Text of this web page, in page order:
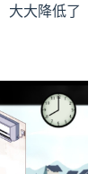
大大降低了